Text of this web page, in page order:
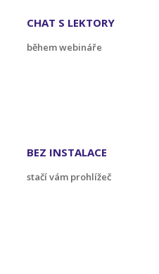
CHAT S LEKTORY
během webináře
BEZ INSTALACE
stačí vám prohlížeč